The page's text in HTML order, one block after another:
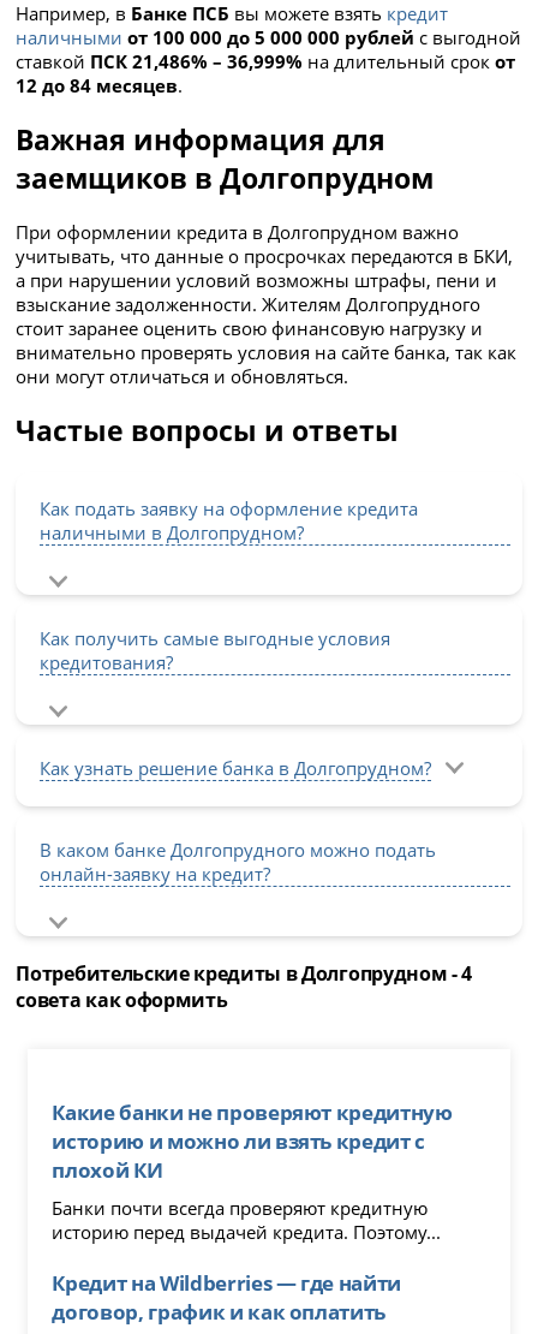
Например, в Банке ПСБ вы можете взять кредит
наличными от 100 000 до 5 000 000 рублей с выгодной
ставкой ПСК 21,486% – 36,999% на длительный срокот
12 до 84 месяцев.
Важная информация для
заемщиков в Долгопрудном
При оформлении кредита в Долгопрудном важно
учитывать, что данные о просрочках передаются в БКИ,
а при нарушении условий возможны штрафы, пени и
взыскание задолженности. Жителям Долгопрудного
стоит заранее оценить свою финансовую нагрузку и
внимательно проверять условия на сайте банка, так как
они могут отличаться и обновляться.
Частые вопросы и ответы
Как подать заявку на оформление кредита
наличными в Долгопрудном?
Как получить самые выгодные условия
кредитования?
Как узнать решение банка в Долгопрудном?
В каком банке Долгопрудного можно подать
онлайн-заявку на кредит?
Потребительские кредиты в Долгопрудном - 4
совета как оформить
Какие банки не проверяют кредитную
историю и можно ли взять кредит с
плохой КИ
Банки почти всегда проверяют кредитную
историю перед выдачей кредита. Поэтому...
Кредит на Wildberries — где найти
договор, график и как оплатить